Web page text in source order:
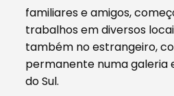
familiares e amigos,
trabalhos em diversos
também no estrangeiro,
permanente numa galeria
do Sul.